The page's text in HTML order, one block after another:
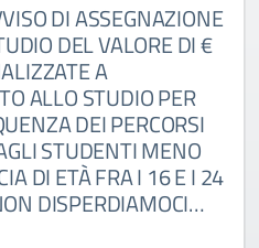
DI ASSEGNAZIONE
DEL VALORE DI €
A
ALLO STUDIO PER
DEI PERCORSI
STUDENTI MENO
DI ETÀ FRA I 16 E I 24
DISPERDIAMOCI…